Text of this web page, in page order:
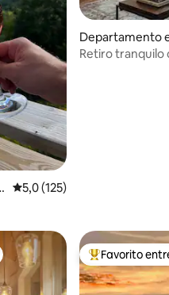
Calificación promedio: 5,0 de
5,0 (125)
Departamento
residencial en
Retiro tranquilo
destacados Favorito entre
Favorito